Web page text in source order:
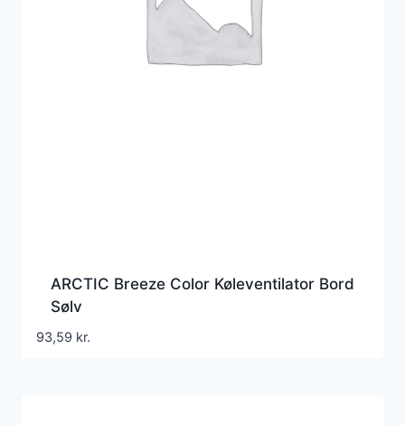
ARCTIC Breeze Color Køleventilator Bord
Sølv
93,59 kr.